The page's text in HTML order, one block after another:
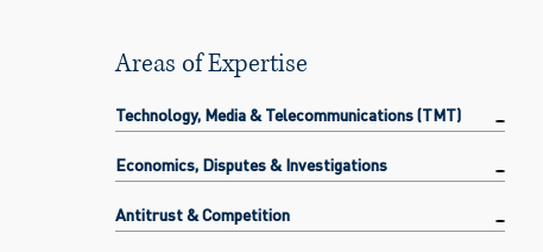
Areas of Expertise
Technology, Media & Telecommunications (TMT)
Economics, Disputes & Investigations
Antitrust & Competition